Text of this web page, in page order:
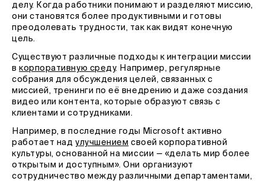
делу. Когда работники понимают и разделяют миссию,
они становятся более продуктивными и готовы
преодолевать трудности, так как видят конечную
цель.
Существуют различные подходы к интеграции миссии
вкорпоративную среду. Например, регулярные
собрания для обсуждения целей, связанных с
миссией, тренинги по её внедрению и даже создания
видео или контента, которые образуют связь с
клиентами и сотрудниками.
Например, в последние годы Microsoft активно
работает надулучшением своей корпоративной
культуры, основанной на миссии — «делать мир более
открытым и доступным». Они организуют
сотрудничество между различными департаментами,